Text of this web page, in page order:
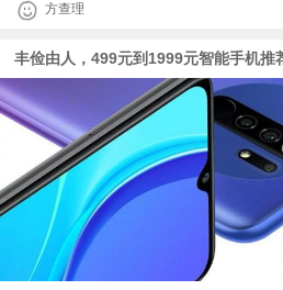
方查理
丰俭由人，499元到1999元智能手机推